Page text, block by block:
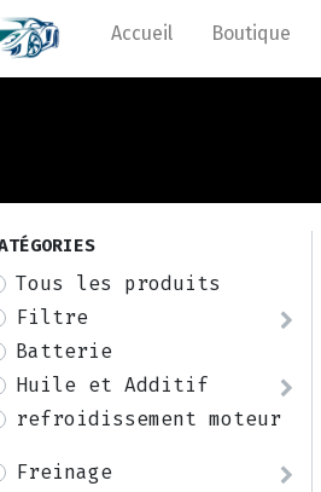
Accueil Boutique
Tous les produits
Filtre
Batterie
Huile et Additif
refroidissement moteur
Freinage